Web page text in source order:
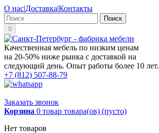
О нас|Доставка|Контакты
Поиск
0
Качественная мебель по низким ценам
на 20-50% ниже рынка с доставкой на
следующий день. Опыт работы более 10 лет.
+7 (812) 507-88-79
Заказать звонок
Корзина 0 товар товара(ов) (пусто)
Нет товаров